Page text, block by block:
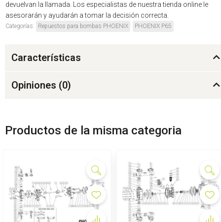
devuelvan la llamada. Los especialistas de nuestra tienda online le
asesorarán y ayudarán a tomar la decisión correcta.
Categorías: Repuestos para bombas PHOENIX PHOENIX P65
Características
Opiniones (0)
Productos de la misma categoria